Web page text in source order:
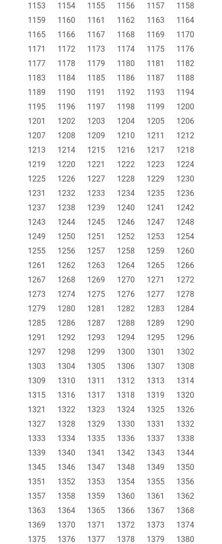
1153 1154 1155 1156 1157
1158
1159
1160 1161 1162 1163
1164
1165
1166 1167 1168 1169
1170
1171
1172 1173 1174 1175
1176
1177
1178 1179 1180 1181
1182
1183
1184 1185 1186 1187
1188
1189
1190 1191 1192 1193
1194
1195
1196 1197 1198 1199
1200
1201
1202 1203 1204 1205
1206
1207
1208 1209 1210 1211
1212
1213
1214 1215 1216 1217
1218
1219
1220 1221 1222 1223
1224
1225
1226 1227 1228 1229
1230
1231
1232 1233 1234 1235
1236
1237
1238 1239 1240 1241
1242
1243
1244 1245 1246 1247
1248
1249
1250 1251 1252 1253
1254
1255
1256 1257 1258 1259
1260
1261
1262 1263 1264 1265
1266
1267
1268 1269 1270 1271
1272
1273
1274 1275 1276 1277
1278
1279
1280 1281 1282 1283
1284
1285
1286 1287 1288 1289
1290
1291
1292 1293 1294 1295
1296
1297
1298 1299 1300 1301
1302
1303
1304 1305 1306 1307
1308
1309
1310 1311 1312 1313
1314
1315
1316 1317 1318 1319
1320
1321
1322 1323 1324 1325
1326
1327
1328 1329 1330 1331
1332
1333
1334 1335 1336 1337
1338
1339
1340 1341 1342 1343
1344
1345
1346 1347 1348 1349
1350
1351
1352 1353 1354 1355
1356
1357
1358 1359 1360 1361
1362
1363
1364 1365 1366 1367
1368
1369
1370 1371 1372 1373
1374
1375
1376 1377 1378 1379
1380